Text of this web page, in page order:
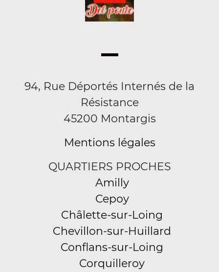
94, Rue Déportés Internés de la
Résistance
45200 Montargis
Mentions légales
QUARTIERS PROCHES
Amilly
Cepoy
Châlette-sur-Loing
Chevillon-sur-Huillard
Conflans-sur-Loing
Corquilleroy